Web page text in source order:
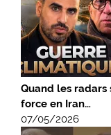
Quand les
force en Iran…
07/05/2026